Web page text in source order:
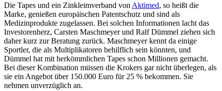
Die Tapes und ein Zinkleimverband von Aktimed, so heißt die
Marke, genießen europäischen Patentschutz und sind als
Medizinprodukte zugelassen. Bei solchen Informationen lacht das
Investorenherz, Carsten Maschmeyer und Ralf Dümmel ziehen sich
daher kurz zur Beratung zurück. Maschmeyer kennt da einige
Sportler, die als Multiplikatoren behilflich sein könnten, und
Dümmel hat mit herkömmlichen Tapes schon Millionen gemacht.
Bei dieser Kombination müssen die Krokers gar nicht überlegen, als
sie ein Angebot über 150.000 Euro für 25 % bekommen. Sie
nehmen unverzüglich an.